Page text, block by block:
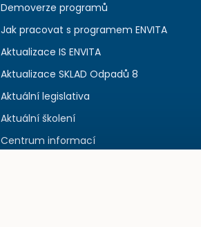
Demoverze programů
Jak pracovat s programem ENVITA
Aktualizace IS ENVITA
Aktualizace SKLAD Odpadů 8
Aktuální legislativa
Aktuální školení
Centrum informací